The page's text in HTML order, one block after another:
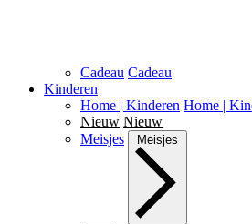
Cadeau Cadeau
Kinderen
Home | Kinderen Home |
Nieuw Nieuw
Meisjes
Meisjes